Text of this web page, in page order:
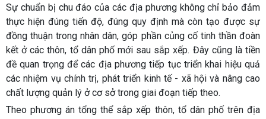
Sự chuẩn bị chu đáo của các địa phương không chỉ bảo đảm
thực hiện đúng tiến độ, đúng quy định mà còn tạo được sự
đồng thuận trong nhân dân, góp phần củng cố tinh thần đoàn
kết ở các thôn, tổ dân phố mới sau sắp xếp. Đây cũng là tiền
đề quan trọng để các địa phương tiếp tục triển khai hiệu quả
các nhiệm vụ chính trị, phát triển kinh tế - xã hội và nâng cao
chất lượng quản lý ở cơ sở trong giai đoạn tiếp theo.
Theo phương án tổng thể sắp xếp thôn, tổ dân phố trên địa